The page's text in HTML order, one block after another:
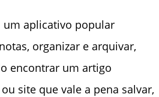
um aplicativo popular
organizar e arquivar,
encontrar um artigo
site que vale a pena salvar,